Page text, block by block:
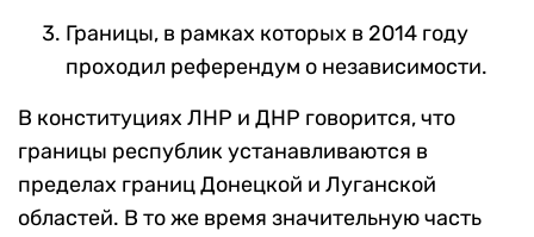
Границы, в рамках которых в 2014 году
проходил референдум о независимости.
В конституциях ЛНР и ДНР говорится, что
границы республик устанавливаются в
пределах границ Донецкой и Луганской
областей. В то же время значительную часть